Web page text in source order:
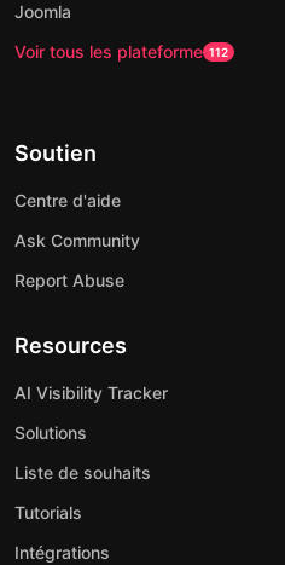
Joomla
Voir tous les plateforme 112
Soutien
Centre d'aide
Ask Community
Report Abuse
Resources
AI Visibility Tracker
Solutions
Liste de souhaits
Tutorials
Intégrations